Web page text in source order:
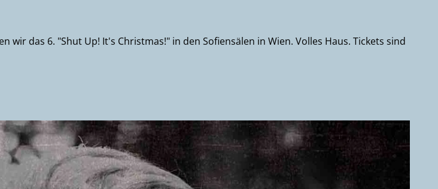
wir das 6. "Shut Up! It's Christmas!" in den Sofiensälen in Wien. Volles Haus. Tickets sind